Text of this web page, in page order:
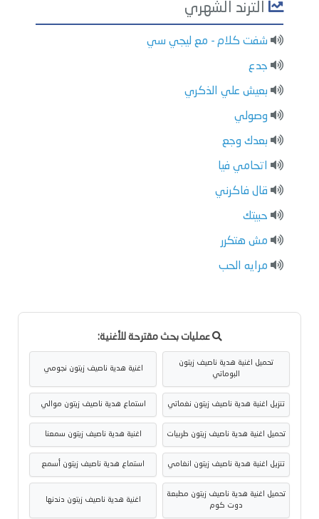
الترند الشهري
شفت كلام - مع ليجي سي
جدع
بعيش علي الذكري
وصولي
بعدك وجع
اتحامي فيا
قال فاكرني
حبيتك
مش هتكرر
مرايه الحب
عمليات بحث مقترحة للأغنية:
تحميل اغنية هدية ناصيف زيتون
البوماتي
اغنية هدية ناصيف زيتون نجومي
تنزيل اغنية هدية ناصيف زيتون نغماتي استماع هدية ناصيف زيتون موالي
تحميل اغنية هدية ناصيف زيتون طربيات اغنية هدية ناصيف زيتون سمعنا
تنزيل اغنية هدية ناصيف زيتون انغامي استماع هدية ناصيف زيتون أسمع
تحميل اغنية هدية ناصيف زيتون مطبعة
دوت كوم
اغنية هدية ناصيف زيتون دندنها